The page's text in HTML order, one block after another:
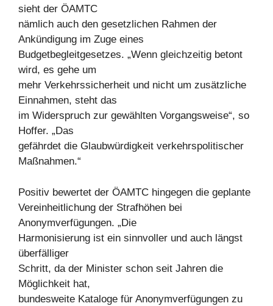
sieht der ÖAMTC
nämlich auch den gesetzlichen Rahmen der
Ankündigung im Zuge eines
Budgetbegleitgesetzes. „Wenn gleichzeitig betont
wird, es gehe um
mehr Verkehrssicherheit und nicht um zusätzliche
Einnahmen, steht das
im Widerspruch zur gewählten Vorgangsweise“, so
Hoffer. „Das
gefährdet die Glaubwürdigkeit verkehrspolitischer
Maßnahmen.“
Positiv bewertet der ÖAMTC hingegen die geplante
Vereinheitlichung der Strafhöhen bei
Anonymverfügungen. „Die
Harmonisierung ist ein sinnvoller und auch längst
überfälliger
Schritt, da der Minister schon seit Jahren die
Möglichkeit hat,
bundesweite Kataloge für Anonymverfügungen zu